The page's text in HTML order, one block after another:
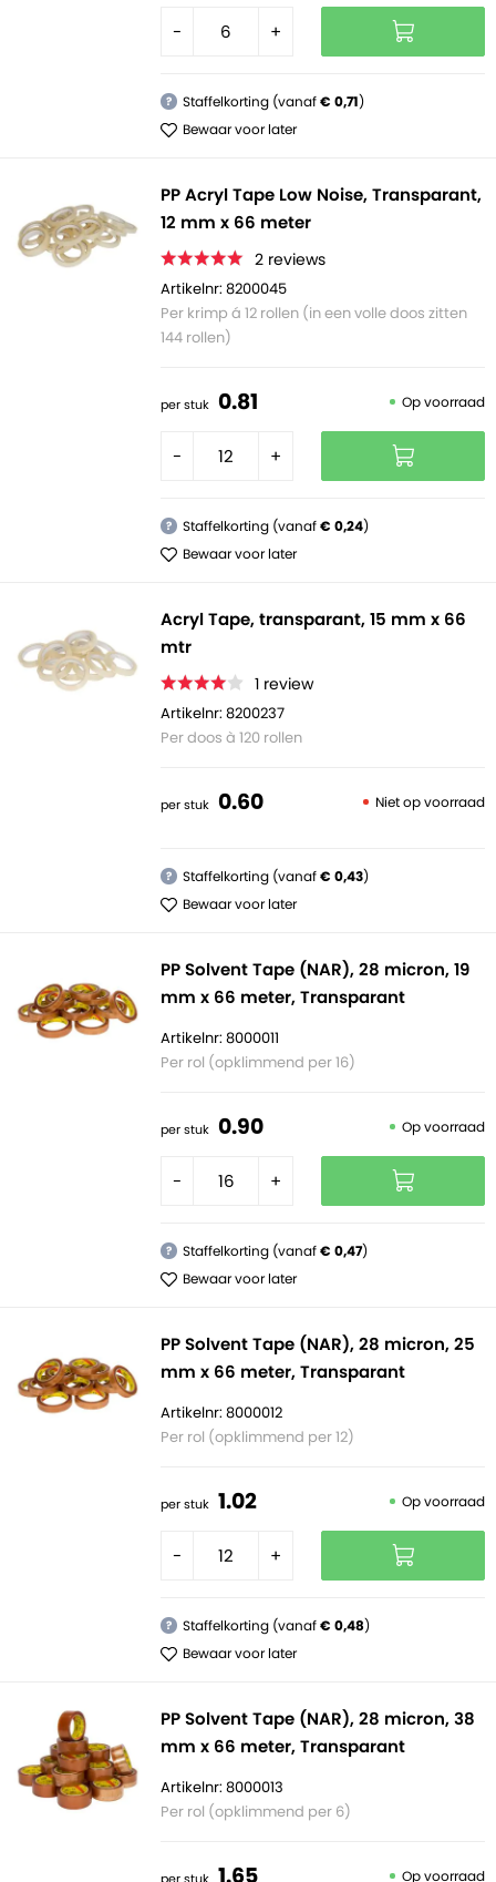
- +
? Staffelkorting (vanaf€ 0,71)
Bewaar voor later
PP Acryl Tape Low Noise, Transparant,
12 mm x 66 meter
2 reviews
Artikelnr: 8200045
Per krimp á 12 rollen (in een volle doos zitten
144 rollen)
per stuk 0.81 Op voorraad
- +
? Staffelkorting (vanaf€ 0,24)
Bewaar voor later
Acryl Tape, transparant, 15 mm x 66
mtr
1 review
Artikelnr: 8200237
Per doos à 120 rollen
per stuk 0.60 Niet op voorraad
? Staffelkorting (vanaf€ 0,43)
Bewaar voor later
PP Solvent Tape (NAR), 28 micron, 19
mm x 66 meter, Transparant
Artikelnr: 8000011
Per rol (opklimmend per 16)
per stuk 0.90 Op voorraad
- +
? Staffelkorting (vanaf€ 0,47)
Bewaar voor later
PP Solvent Tape (NAR), 28 micron, 25
mm x 66 meter, Transparant
Artikelnr: 8000012
Per rol (opklimmend per 12)
per stuk 1.02 Op voorraad
- +
? Staffelkorting (vanaf€ 0,48)
Bewaar voor later
PP Solvent Tape (NAR), 28 micron, 38
mm x 66 meter, Transparant
Artikelnr: 8000013
Per rol (opklimmend per 6)
per stuk 1.65 Op voorraad